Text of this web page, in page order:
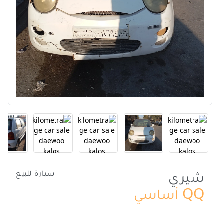
شيري سيارة للبيع
QQ أساسي